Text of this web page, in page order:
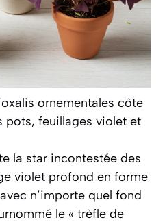
ornementales côte
pots, feuillages violet et
la star incontestée des
violet profond en forme
n’importe quel fond
le « trèfle de